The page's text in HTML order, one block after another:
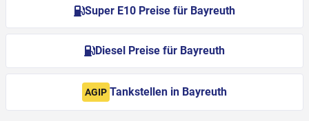
Super E10 Preise für Bayreuth
Diesel Preise für Bayreuth
AGIP Tankstellen in Bayreuth